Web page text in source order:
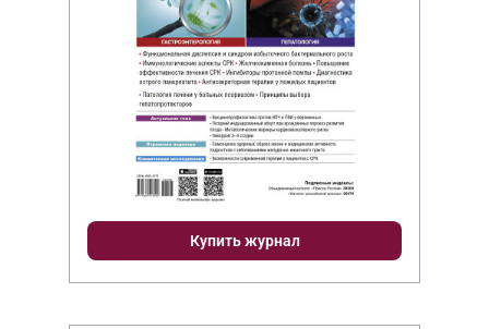
Купить журнал